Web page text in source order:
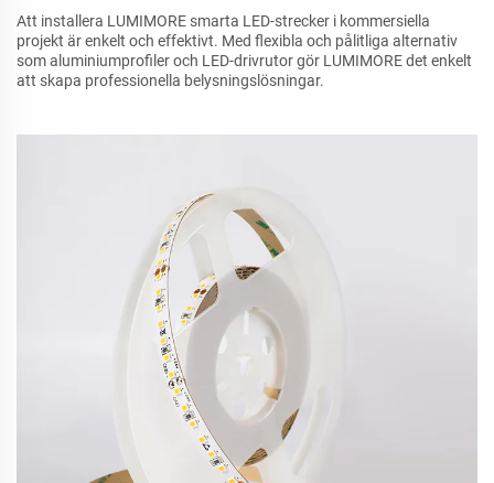
Att installera LUMIMORE smarta LED-strecker i kommersiella
projekt är enkelt och effektivt. Med flexibla och pålitliga alternativ
som aluminiumprofiler och LED-drivrutor gör LUMIMORE det enkelt
att skapa professionella belysningslösningar.